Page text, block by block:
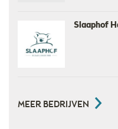
MEER BEDRIJVEN